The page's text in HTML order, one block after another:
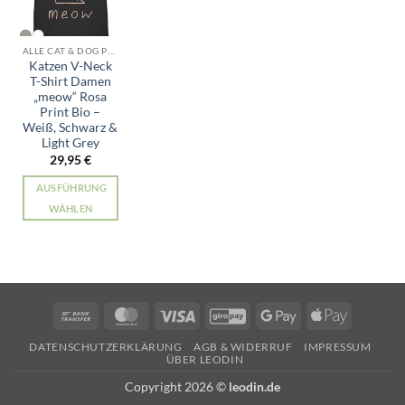
ALLE CAT & DOG PRODUKTE
Katzen V-Neck
T-Shirt Damen
„meow“ Rosa
Print Bio –
Weiß, Schwarz &
Light Grey
29,95€
AUSFÜHRUNG
WÄHLEN
mehrere
Varianten
auf.
Die
Bank
MasterCardVisa GiroPay Google
Apple
DATENSCHUTZERKLÄRUNG AGB & WIDERRUF
IMPRESSUM
ÜBER LEODIN
Copyright 2026 © leodin.de